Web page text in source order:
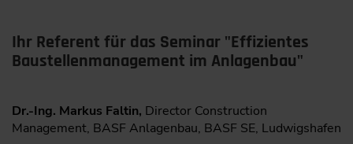
Ihr Referent für das Seminar "Effizientes
Baustellenmanagement im Anlagenbau"
Dr.-Ing. Markus Faltin, Director Construction
Management, BASF Anlagenbau, BASF SE, Ludwigshafen